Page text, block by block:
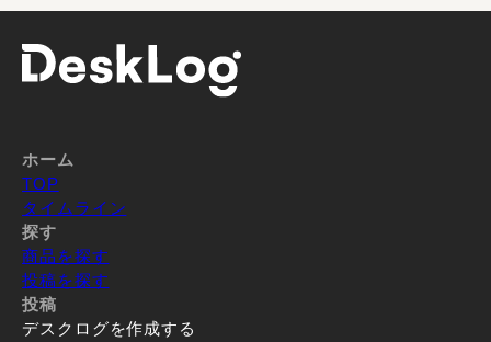
ホーム
TOP
タイムライン
探す
商品を探す
投稿を探す
投稿
デスクログを作成する